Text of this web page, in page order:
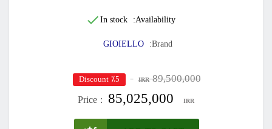
Availability:
In stock
Brand:
GIOIELLO
89,500,000
IRR ٪5 Discount
Price : 85,025,000 IRR